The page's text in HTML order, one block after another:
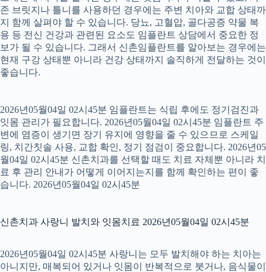
존 브릿지나 틀니를 사용하던 경우에는 주변 치아와 교합 상태까
지 함께 살펴야 할 수 있습니다. 당뇨, 고혈압, 골다공증 약물 복
용 등 전신 건강과 관련된 요소도 임플란트 상담에서 중요한 정
보가 될 수 있습니다. 그래서 신촌임플란트를 알아보는 경우에는
현재 구강 상태뿐 아니라 건강 상태까지 솔직하게 전달하는 것이
좋습니다.
2026년05월04일 02시45분 임플란트는 식립 후에도 정기검진과
잇몸 관리가 필요합니다. 2026년05월04일 02시45분 임플란트 주
변에 염증이 생기면 장기 유지에 영향을 줄 수 있으므로 스케일
링, 치간칫솔 사용, 교합 확인, 정기 점검이 중요합니다. 2026년05
월04일 02시45분 신촌치과를 선택할 때도 치료 자체뿐 아니라 치
료 후 관리 안내가 어떻게 이어지는지를 함께 확인하는 편이 좋
습니다. 2026년05월04일 02시45분
신촌치과 사랑니 발치와 잇몸치료 2026년05월04일 02시45분
2026년05월04일 02시45분 사랑니는 모두 발치해야 하는 치아는
아니지만, 매복되어 있거나 잇몸이 반복적으로 붓거나, 음식물이